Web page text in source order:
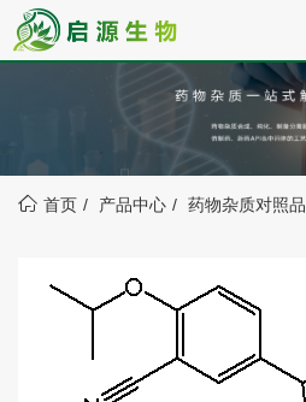
首页 产品中心 药物杂质对照品